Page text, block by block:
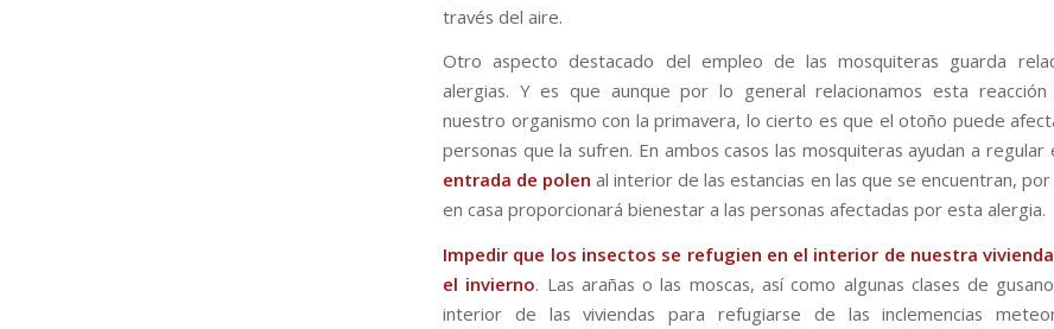
través del aire.
Otro aspecto destacado del empleo de las mosquiteras guarda
alergias. Y es que aunque por lo general relacionamos esta reacción
nuestro organismo con la primavera, lo cierto es que el otoño puede
personas que la sufren. En ambos casos las mosquiteras ayudan a regular
entrada de polen al interior de las estancias en las que se encuentran,
en casa proporcionará bienestar a las personas afectadas por esta alergia.
Impedir que los insectos se refugien en el interior de nuestra
el invierno. Las arañas o las moscas, así como algunas clases de
interior de las viviendas para refugiarse de las inclemencias